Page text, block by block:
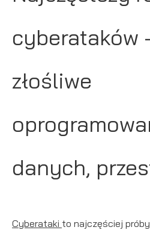
cyberataków
złośliwe
danych,
Cyberataki to najczęściej